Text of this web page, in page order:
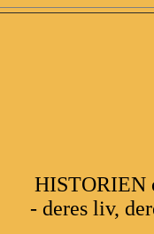
HISTORIEN
- deres liv,